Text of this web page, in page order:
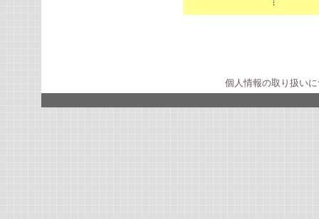
個人情報の取り扱い